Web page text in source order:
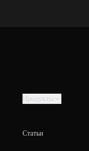
Продукты
Статьи